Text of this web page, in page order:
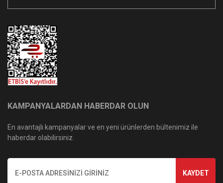
KAMPANYALARDAN HABERDAR OLUN
En avantajlı kampanyalar ve en yeni ürünlerden bültenimiz ile
haberdar olabilirsiniz.
KAYDET